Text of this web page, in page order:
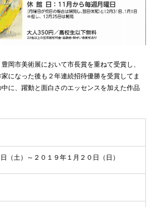
岡市美術展において市長賞を重ねて受賞し、
になった後も２年連続招待優勝を受賞してま
に、躍動と面白さのエッセンスを加えた作品
（土）～２０１９年１月２０日（日）